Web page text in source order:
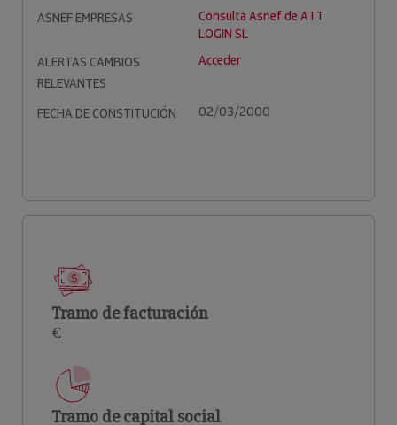
ASNEF EMPRESAS
Consulta Asnef de A I T
LOGIN SL
ALERTAS CAMBIOS
RELEVANTES
Acceder
FECHA DE CONSTITUCIÓN 02/03/2000
Tramo de facturación
€
Tramo de capital social